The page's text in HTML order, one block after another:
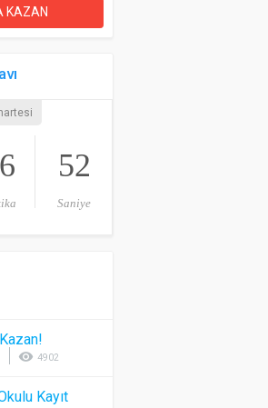
KAZAN
52
Saniye
visibility 4902
Kayıt